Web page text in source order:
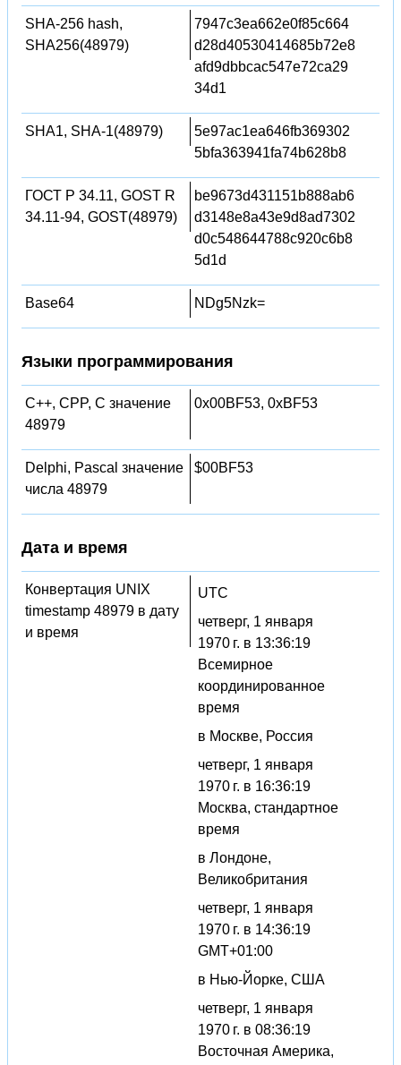
SHA-256 hash,
SHA256(48979)
7947c3ea662e0f85c664
d28d40530414685b72e8
afd9dbbcac547e72ca29
34d1
SHA1, SHA-1(48979)
5e97ac1ea646fb369302
5bfa363941fa74b628b8
ГОСТ Р 34.11, GOST R
34.11-94, GOST(48979)
be9673d431151b888ab6
d3148e8a43e9d8ad7302
d0c548644788c920c6b8
5d1d
Base64 NDg5Nzk=
Языки программирования
C++, CPP, C значение
48979
0x00BF53, 0xBF53
Delphi, Pascal значение
числа 48979
$00BF53
Дата и время
Конвертация UNIX
timestamp 48979 в дату
и время
UTC
четверг, 1 января
1970 г. в 13:36:19
Всемирное
координированное
время
в Москве, Россия
четверг, 1 января
1970 г. в 16:36:19
Москва, стандартное
время
в Лондоне,
Великобритания
четверг, 1 января
1970 г. в 14:36:19
GMT+01:00
в Нью-Йорке, США
четверг, 1 января
1970 г. в 08:36:19
Восточная Америка,